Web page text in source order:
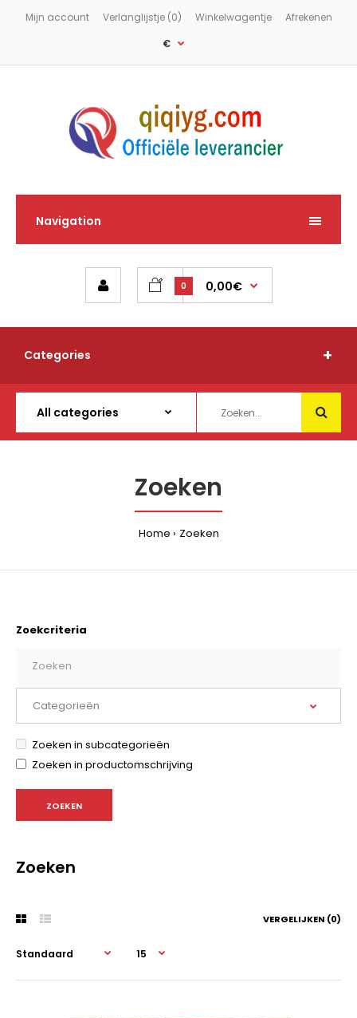
Mijn account Verlanglijstje (0) Winkelwagentje
Afrekenen
€
Navigation
0 0,00€
Categories
Zoeken
Home Zoeken
Zoekcriteria
Zoeken in subcategorieën
Zoeken in productomschrijving
Zoeken
VERGELIJKEN (0)